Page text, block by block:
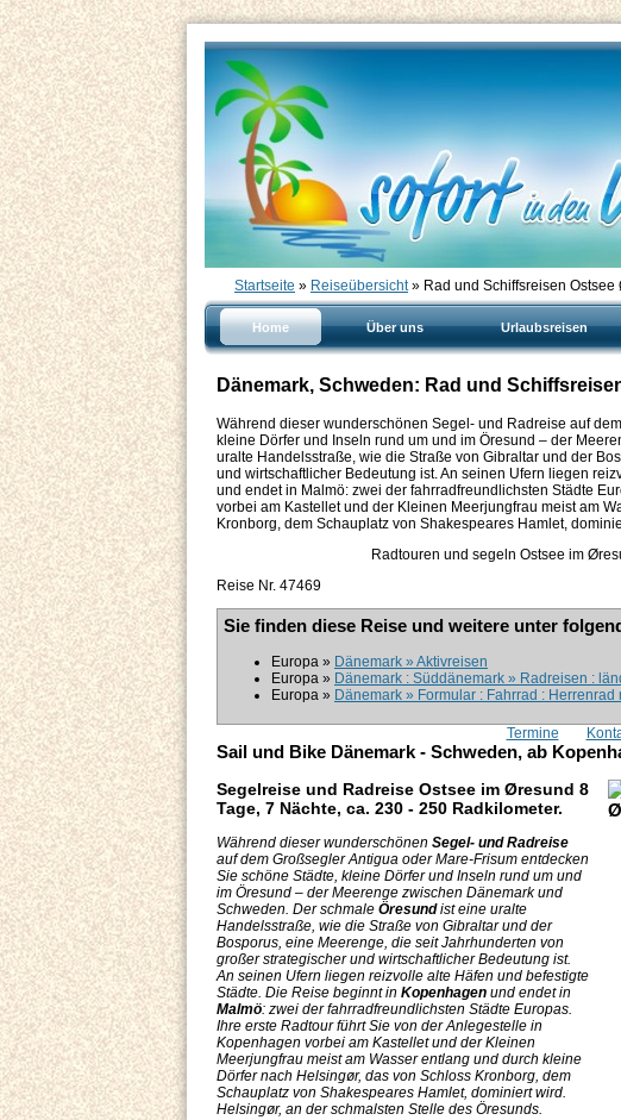
Startseite » Reiseübersicht» Rad und Schiffsreisen
Home Über uns Urlaubsreisen
Dänemark, Schweden: Rad und
Während dieser wunderschönen Segel- und Radreise auf
kleine Dörfer und Inseln rund um und im Öresund – der
uralte Handelsstraße, wie die Straße von Gibraltar und der
und wirtschaftlicher Bedeutung ist. An seinen Ufern liegen
und endet in Malmö: zwei der fahrradfreundlichsten Städte
vorbei am Kastellet und der Kleinen Meerjungfrau meist am
Kronborg, dem Schauplatz von Shakespeares Hamlet,
Radtouren und segeln Ostsee im
Reise Nr. 47469
Sie finden diese Reise und weitere unter
Europa » Dänemark » Aktivreisen
Europa » Dänemark : Süddänemark » Radreisen :
Europa » Dänemark » Formular : Fahrrad :
Termine
Sail und Bike Dänemark - Schweden, ab
Segelreise und Radreise Ostsee im Øresund 8
Tage, 7 Nächte, ca. 230 - 250 Radkilometer.
Während dieser wunderschönen Segel- und Radreise
auf dem Großsegler Antigua oder Mare-Frisum entdecken
Sie schöne Städte, kleine Dörfer und Inseln rund um und
im Öresund – der Meerenge zwischen Dänemark und
Schweden. Der schmale Öresundist eine uralte
Handelsstraße, wie die Straße von Gibraltar und der
Bosporus, eine Meerenge, die seit Jahrhunderten von
großer strategischer und wirtschaftlicher Bedeutung ist.
An seinen Ufern liegen reizvolle alte Häfen und befestigte
Städte. Die Reise beginnt in Kopenhagen und endet in
Malmö: zwei der fahrradfreundlichsten Städte Europas.
Ihre erste Radtour führt Sie von der Anlegestelle in
Kopenhagen vorbei am Kastellet und der Kleinen
Meerjungfrau meist am Wasser entlang und durch kleine
Dörfer nach Helsingør, das von Schloss Kronborg, dem
Schauplatz von Shakespeares Hamlet, dominiert wird.
Helsingør, an der schmalsten Stelle des Öresunds.